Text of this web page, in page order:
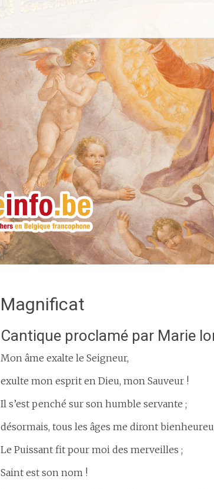
Magnificat
Cantique proclamé par Marie
Mon âme exalte le Seigneur,
exulte mon esprit en Dieu, mon Sauveur !
Il s’est penché sur son humble servante ;
désormais, tous les âges me diront
Le Puissant fit pour moi des merveilles ;
Saint est son nom !